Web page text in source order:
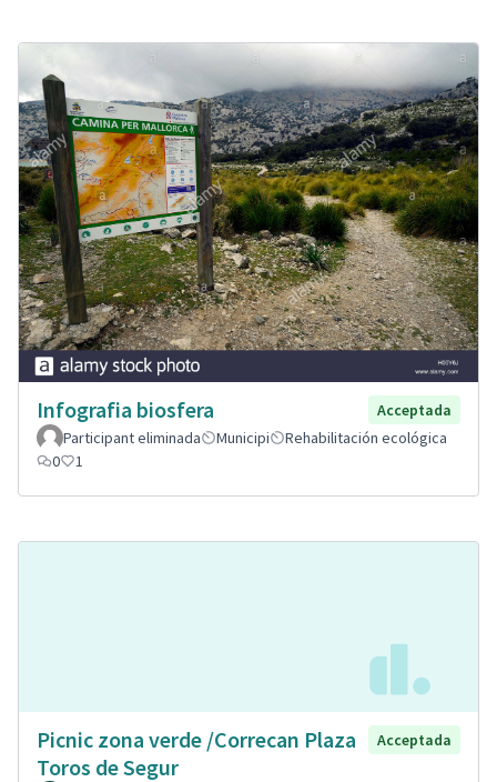
Infografia biosfera
Acceptada
Participant eliminada
Municipi
Rehabilitación ecológica
0
1
Picnic zona verde /Correcan Plaza
Toros de Segur
Acceptada